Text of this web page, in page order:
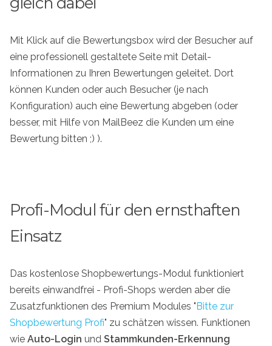
Mit Klick auf die Bewertungsbox wird der Besucher auf
eine professionell gestaltete Seite mit Detail-
Informationen zu Ihren Bewertungen geleitet. Dort
können Kunden oder auch Besucher (je nach
Konfiguration) auch eine Bewertung abgeben (oder
besser, mit Hilfe von MailBeez die Kunden um eine
Bewertung bitten ;) ).
Profi-Modul für den ernsthaften
Einsatz
Das kostenlose Shopbewertungs-Modul funktioniert
bereits einwandfrei - Profi-Shops werden aber die
Zusatzfunktionen des Premium Modules "Bitte zur
Shopbewertung Profi" zu schätzen wissen. Funktionen
wie Auto-Login und Stammkunden-Erkennung